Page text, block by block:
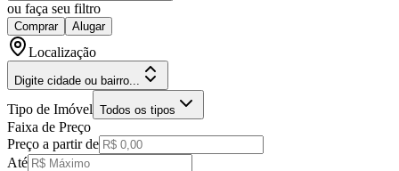
ou faça seu filtro
Comprar Alugar
Localização
Digite cidade ou bairro...
Tipo de Imóvel Todos os tipos
Faixa de Preço
Preço a partir de
Até